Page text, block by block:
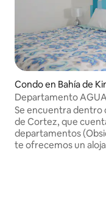
Condo en Bahía de
Departamento
Cortez Kino Nuevo
Se encuentra dentro
de Cortez, que
departamentos
te ofrecemos un